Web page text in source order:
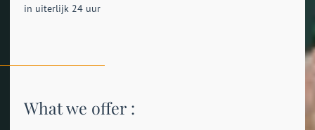
in uiterlijk 24 uur
What we offer :